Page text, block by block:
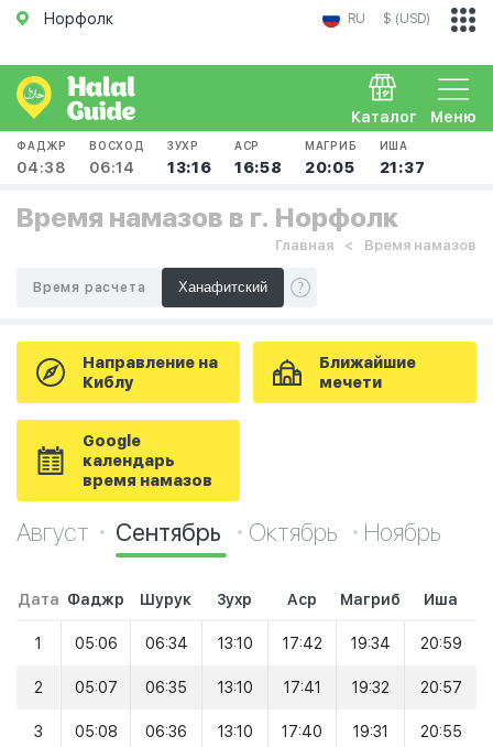
Норфолк RU $ (USD)
Меню
Каталог
ФАДЖР
04:38
ВОСХОД
06:14
ЗУХР
13:16
АСР
16:58
МАГРИБ
20:05
ИША
21:37
Время намазов в г. Норфолк
Главная Время намазов
Время расчета
Направление на
Киблу
Ближайшие
мечети
Google
календарь
время намазов
Август Сентябрь Октябрь Ноябрь
Дата Фаджр Шурук Зухр Аср Магриб Иша
1 05:06 06:34 13:10 17:42 19:34 20:59
2 05:07 06:35 13:10 17:41 19:32 20:57
3 05:08 06:36 13:10 17:40 19:31 20:55